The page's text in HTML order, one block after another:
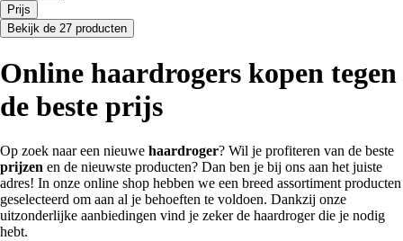
Prijs
Bekijk de 27 producten
Online haardrogers kopen tegen
de beste prijs
Op zoek naar een nieuwe haardroger? Wil je profiteren van de beste
prijzen en de nieuwste producten? Dan ben je bij ons aan het juiste
adres! In onze online shop hebben we een breed assortiment producten
geselecteerd om aan al je behoeften te voldoen. Dankzij onze
uitzonderlijke aanbiedingen vind je zeker de haardroger die je nodig
hebt.